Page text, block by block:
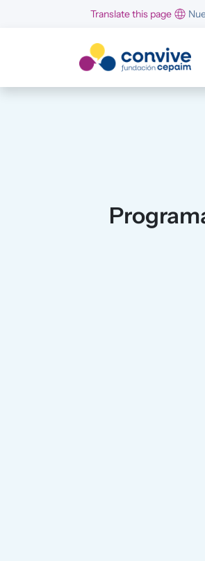
Pasar al contenido principal
Translate this page